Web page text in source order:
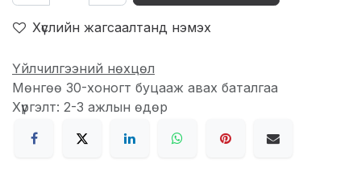
Хүслийн жагсаалтанд нэмэх
Үйлчилгээний нөхцөл
Мөнгөө 30-хоногт буцааж авах баталгаа
Хүргэлт: 2-3 ажлын өдөр